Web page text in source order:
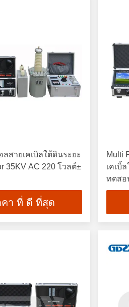
สายเคเบิลใต้ดินระยะ
35KV AC 220 โวลต์±
คา ที่ ดี ที่สุด
Multi
เคเบิ้
ทดสอ